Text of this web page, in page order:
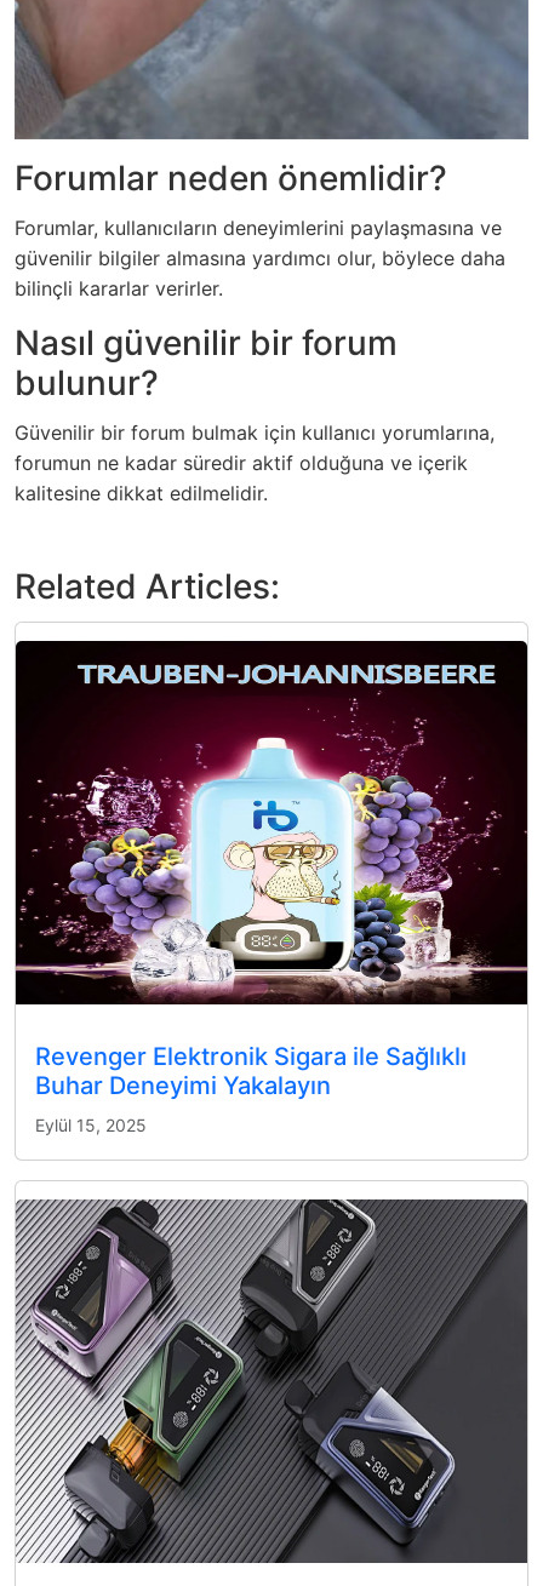
Forumlar neden önemlidir?
Forumlar, kullanıcıların deneyimlerini paylaşmasına ve
güvenilir bilgiler almasına yardımcı olur, böylece daha
bilinçli kararlar verirler.
Nasıl güvenilir bir forum
bulunur?
Güvenilir bir forum bulmak için kullanıcı yorumlarına,
forumun ne kadar süredir aktif olduğuna ve içerik
kalitesine dikkat edilmelidir.
Related Articles:
Revenger Elektronik Sigara ile Sağlıklı
Buhar Deneyimi Yakalayın
Eylül 15, 2025